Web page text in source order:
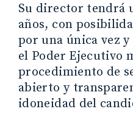
Su director tendrá
años, con
por una única vez
el Poder Ejecutivo
procedimiento de
abierto y
idoneidad del